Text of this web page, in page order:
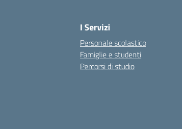
I Servizi
Personale scolastico
Famiglie e studenti
Percorsi di studio